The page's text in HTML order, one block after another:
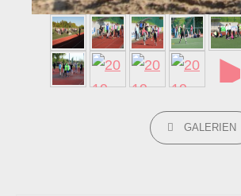
►
CATEGORIES
GALERIEN